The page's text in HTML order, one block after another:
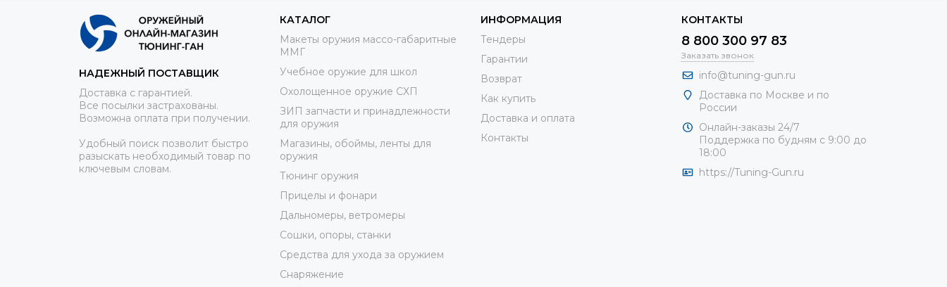
НАДЕЖНЫЙ ПОСТАВЩИК
Доставка с гарантией.
Все посылки застрахованы.
Возможна оплата при получении.
Удобный поиск позволит быстро
разыскать необходимый товар по
ключевым словам.
КАТАЛОГ
Макеты оружия массо-габаритные
ММГ
Учебное оружие для школ
Охолощенное оружие СХП
ЗИП запчасти и принадлежности
для оружия
Магазины, обоймы, ленты для
оружия
Тюнинг оружия
Прицелы и фонари
Дальномеры, ветромеры
Сошки, опоры, станки
Средства для ухода за оружием
Снаряжение
ИНФОРМАЦИЯ
Тендеры
Гарантии
Возврат
Как купить
Доставка и оплата
Контакты
КОНТАКТЫ
8 800 300 97 83
Заказать звонок
info@tuning-gun.ru
Доставка по Москве и по
России
Онлайн-заказы 24/7
Поддержка по будням с 9:00 до
18:00
https://Tuning-Gun.ru